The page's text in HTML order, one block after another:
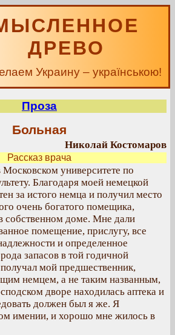
ДРЕВО
Украину – українською!
Проза
Больная
Николай Костомаров
Рассказ врача
университете по
Благодаря моей немецкой
за истого немца и получил место
очень богатого помещика,
собственном доме. Мне дали
помещение, прислугу, все
и определенное
запасов в той годичной
мой предшественник,
немцем, а не таким названным,
дворе находилась аптека и
должен был я же. Я
имении, и хорошо мне жилось в